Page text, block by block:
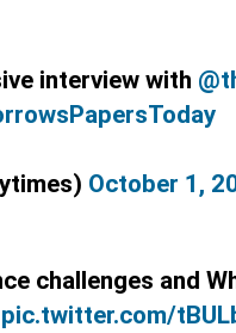
interview with
October 1,
challenges and
pic.twitter.com/